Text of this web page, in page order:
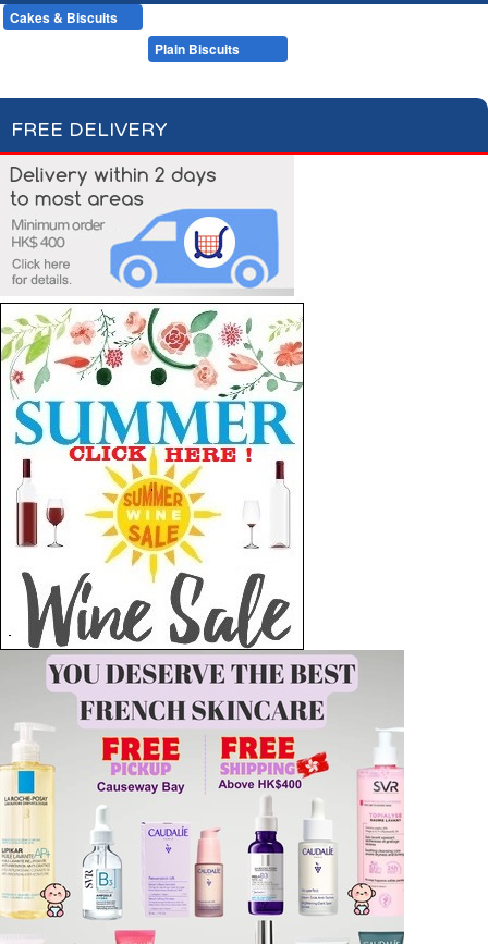
Cakes & Biscuits
Plain Biscuits
FREE DELIVERY